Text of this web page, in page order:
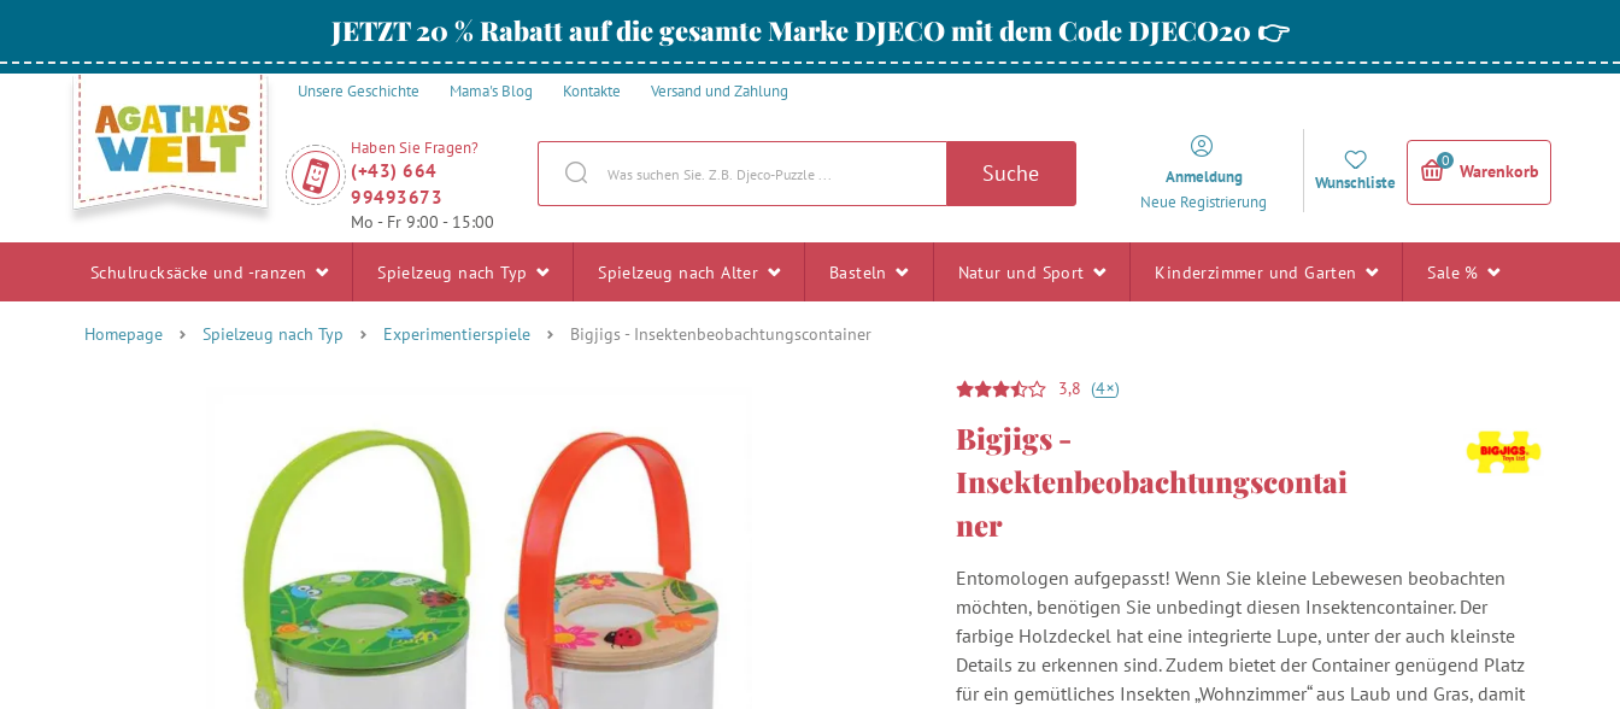
JETZT 20 % Rabatt auf die gesamte Marke DJECO mit dem Code DJECO20 👉
Unsere Geschichte Mama's Blog Kontakte Versand und Zahlung
Haben Sie Fragen?
(+43) 664
99493673
Mo - Fr 9:00 - 15:00
Suche
Anmeldung
Neue Registrierung
Wunschliste
0
Warenkorb
Schulrucksäcke und -ranzen Spielzeug nach Typ Spielzeug nach Alter Basteln Natur und Sport Kinderzimmer und Garten Sale %
Homepage Spielzeug nach Typ Experimentierspiele Bigjigs - Insektenbeobachtungscontainer
3,8 (4+)
Bigjigs -
Insektenbeobachtungscontai
ner
Entomologen aufgepasst! Wenn Sie kleine Lebewesen beobachten
möchten, benötigen Sie unbedingt diesen Insektencontainer. Der
farbige Holzdeckel hat eine integrierte Lupe, unter der auch kleinste
Details zu erkennen sind. Zudem bietet der Container genügend Platz
für ein gemütliches Insekten „Wohnzimmer“ aus Laub und Gras, damit